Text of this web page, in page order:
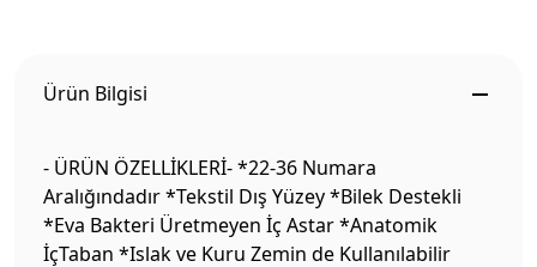
Ürün Bilgisi
- ÜRÜN ÖZELLİKLERİ- *22-36 Numara
Aralığındadır *Tekstil Dış Yüzey *Bilek Destekli
*Eva Bakteri Üretmeyen İç Astar *Anatomik
İçTaban *Islak ve Kuru Zemin de Kullanılabilir